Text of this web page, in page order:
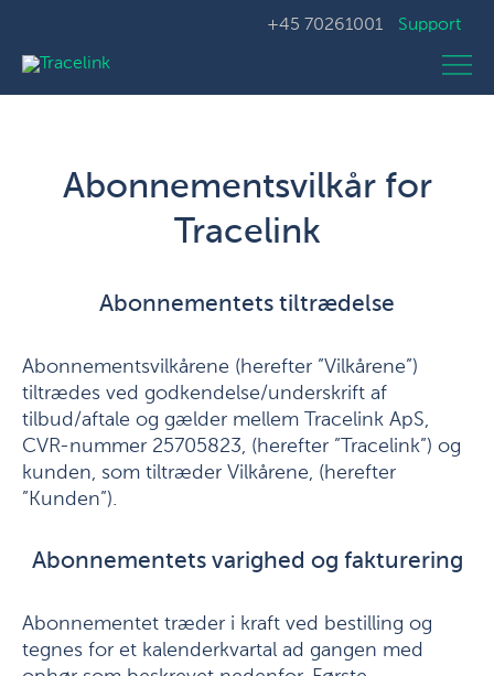
+45 70261001 Support
Abonnementsvilkår for
Tracelink
Abonnementets tiltrædelse
Abonnementsvilkårene (herefter ”Vilkårene”)
tiltrædes ved godkendelse/underskrift af
tilbud/aftale og gælder mellem Tracelink ApS,
CVR-nummer 25705823, (herefter ”Tracelink”) og
kunden, som tiltræder Vilkårene, (herefter
”Kunden”).
Abonnementets varighed og fakturering
Abonnementet træder i kraft ved bestilling og
tegnes for et kalenderkvartal ad gangen med